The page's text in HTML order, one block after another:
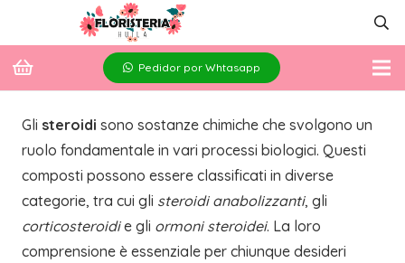
Pedidor por Whtasapp
Gli steroidi sono sostanze chimiche che svolgono un
ruolo fondamentale in vari processi biologici. Questi
composti possono essere classificati in diverse
categorie, tra cui gli steroidi anabolizzanti, gli
corticosteroidie gli ormoni steroidei. La loro
comprensione è essenziale per chiunque desideri